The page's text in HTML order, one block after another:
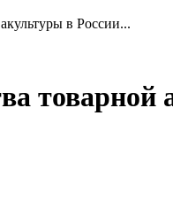
в России...
товарной